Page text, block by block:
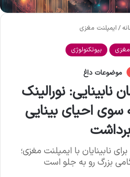
/ ایمپلنت مغزی
مغزی بیوتکنولوژی
موضوعات داغ
نابینایی: نورالینک
سوی احیای بینایی
برداشت
نابینایان با ایمپلنت مغزی؛